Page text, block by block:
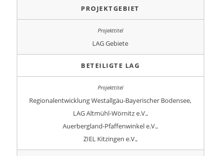
PROJEKTGEBIET
LAG Gebiete
BETEILIGTE LAG
Regionalentwicklung Westallgäu-Bayerischer Bodensee,
LAG Altmühl-Wörnitz e.V.,
Auerbergland-Pfaffenwinkel e.V.,
ZIEL Kitzingen e.V.,